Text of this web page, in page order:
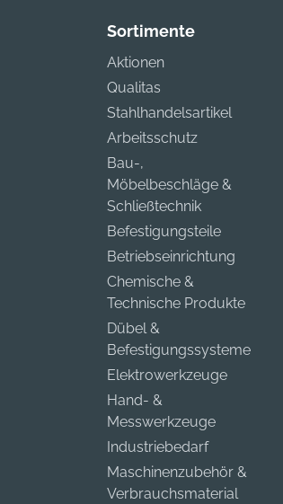
Sortimente
Aktionen
Qualitas
Stahlhandelsartikel
Arbeitsschutz
Bau-,
Möbelbeschläge &
Schließtechnik
Befestigungsteile
Betriebseinrichtung
Chemische &
Technische Produkte
Dübel &
Befestigungssysteme
Elektrowerkzeuge
Hand- &
Messwerkzeuge
Industriebedarf
Maschinenzubehör &
Verbrauchsmaterial